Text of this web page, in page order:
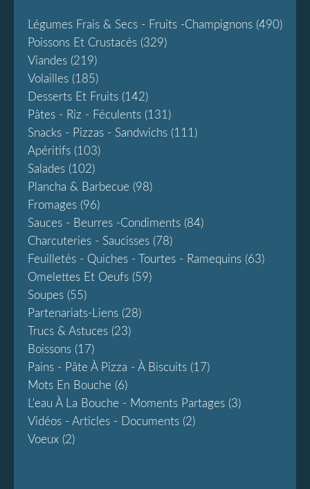
Légumes Frais & Secs - Fruits -champignons (490)
Poissons Et Crustacés (329)
Viandes (219)
Volailles (185)
Desserts Et Fruits (142)
Pâtes - Riz - Féculents (131)
Snacks - Pizzas - Sandwichs (111)
Apéritifs (103)
Salades (102)
Plancha & Barbecue (98)
Fromages (96)
Sauces - Beurres -condiments (84)
Charcuteries - Saucisses (78)
Feuilletés - Quiches - Tourtes - Ramequins (63)
Omelettes Et Oeufs (59)
Soupes (55)
Partenariats-Liens (28)
Trucs & Astuces (23)
Boissons (17)
Pains - Pâte À Pizza - À Biscuits (17)
Mots En Bouche (6)
L'eau À La Bouche - Moments Partages (3)
Vidéos - Articles - Documents (2)
Voeux (2)